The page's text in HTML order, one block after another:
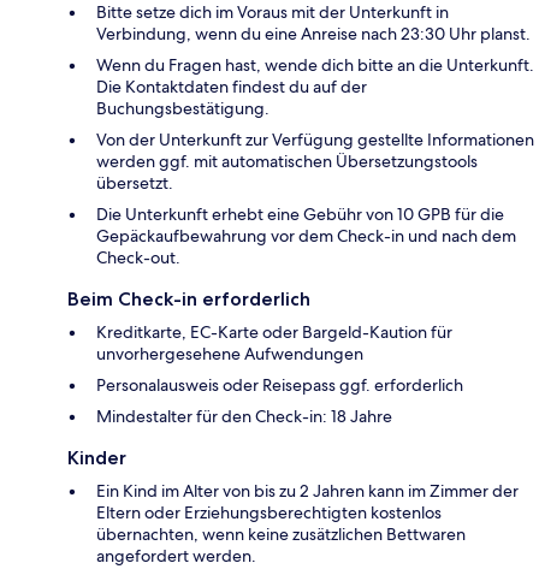
Bitte setze dich im Voraus mit der Unterkunft in
Verbindung, wenn du eine Anreise nach 23:30 Uhr planst.
Wenn du Fragen hast, wende dich bitte an die Unterkunft.
Die Kontaktdaten findest du auf der
Buchungsbestätigung.
Von der Unterkunft zur Verfügung gestellte Informationen
werden ggf. mit automatischen Übersetzungstools
übersetzt.
Die Unterkunft erhebt eine Gebühr von 10 GPB für die
Gepäckaufbewahrung vor dem Check-in und nach dem
Check-out.
Beim Check-in erforderlich
Kreditkarte, EC-Karte oder Bargeld-Kaution für
unvorhergesehene Aufwendungen
Personalausweis oder Reisepass ggf. erforderlich
Mindestalter für den Check-in: 18 Jahre
Kinder
Ein Kind im Alter von bis zu 2 Jahren kann im Zimmer der
Eltern oder Erziehungsberechtigten kostenlos
übernachten, wenn keine zusätzlichen Bettwaren
angefordert werden.